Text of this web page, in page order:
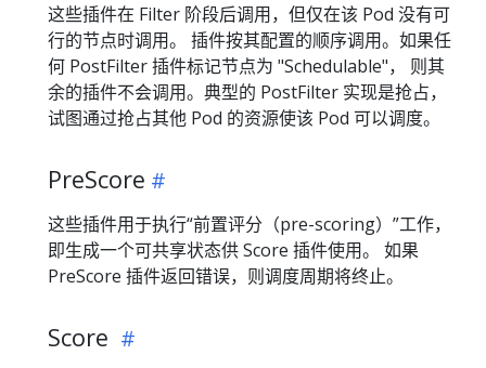
这些插件在 Filter 阶段后调用，但仅在该 Pod 没有可
行的节点时调用。 插件按其配置的顺序调用。如果任
何 PostFilter 插件标记节点为 "Schedulable"， 则其
余的插件不会调用。典型的 PostFilter 实现是抢占，
试图通过抢占其他 Pod 的资源使该 Pod 可以调度。
PreScore
这些插件用于执行“前置评分（pre-scoring）”工作，
即生成一个可共享状态供 Score 插件使用。 如果
PreScore 插件返回错误，则调度周期将终止。
Score